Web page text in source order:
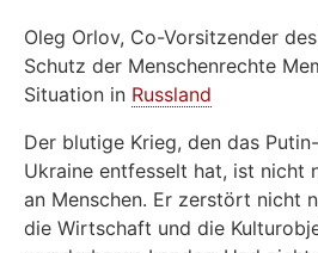
Oleg Orlov, Co-Vorsitzender
Schutz der Menschenrechte
Situation in Russland
Der blutige Krieg, den das
Ukraine entfesselt hat, ist nicht
an Menschen. Er zerstört nicht
die Wirtschaft und die